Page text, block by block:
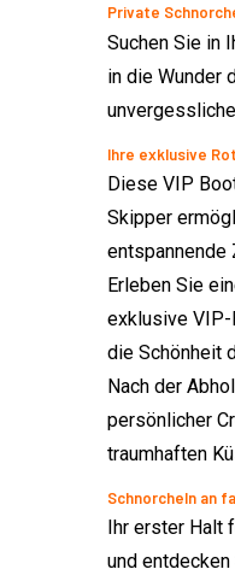
Private
Suchen Sie in
in die Wunder
Ihre exklusive
Diese VIP
Skipper
entspannende
Erleben Sie
exklusive VIP-
die Schönheit
Nach der
persönlicher
traumhaften
Schnorcheln an
Ihr erster Halt
und